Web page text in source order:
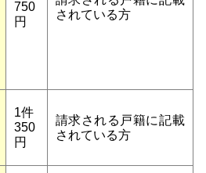
750
円
されている方
1件
350
円
請求される戸籍に記載
されている方